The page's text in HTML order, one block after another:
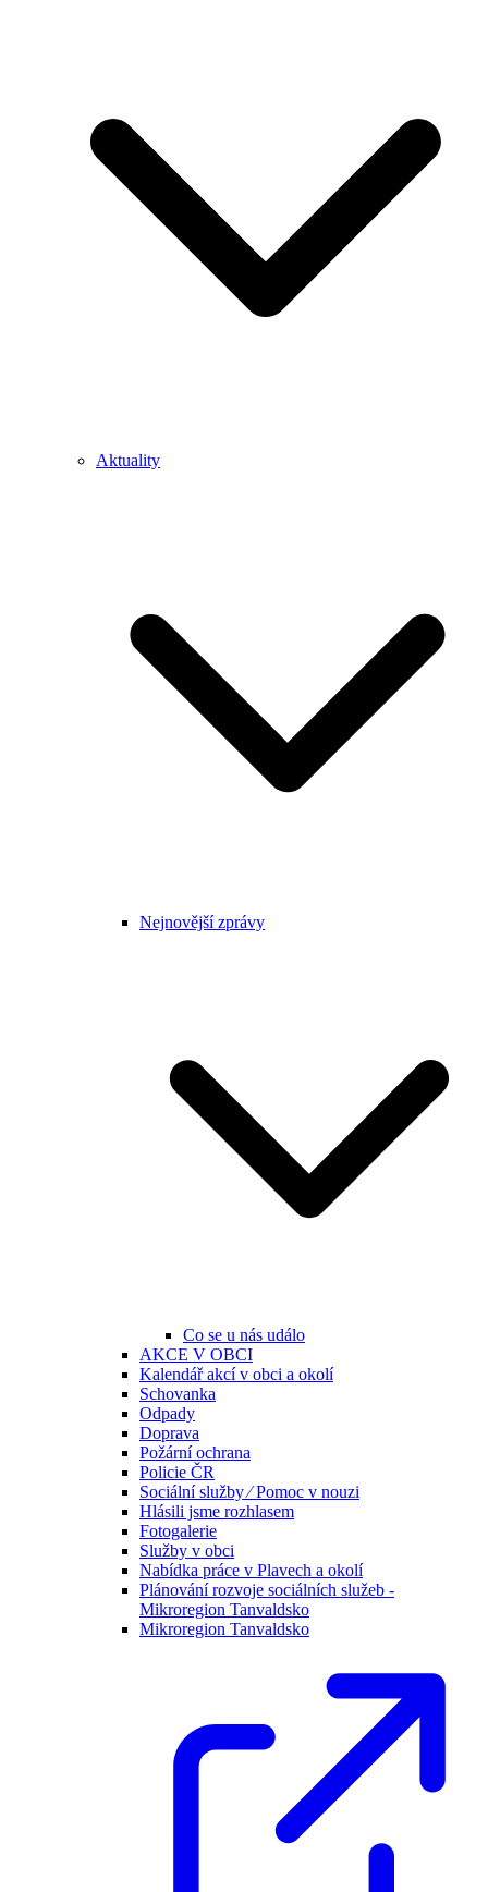
Aktuality
Nejnovější zprávy
Co se u nás událo
AKCE V OBCI
Kalendář akcí v obci a okolí
Schovanka
Odpady
Doprava
Požární ochrana
Policie ČR
Sociální služby ⁄ Pomoc v nouzi
Hlásili jsme rozhlasem
Fotogalerie
Služby v obci
Nabídka práce v Plavech a okolí
Plánování rozvoje sociálních služeb -
Mikroregion Tanvaldsko
Mikroregion Tanvaldsko